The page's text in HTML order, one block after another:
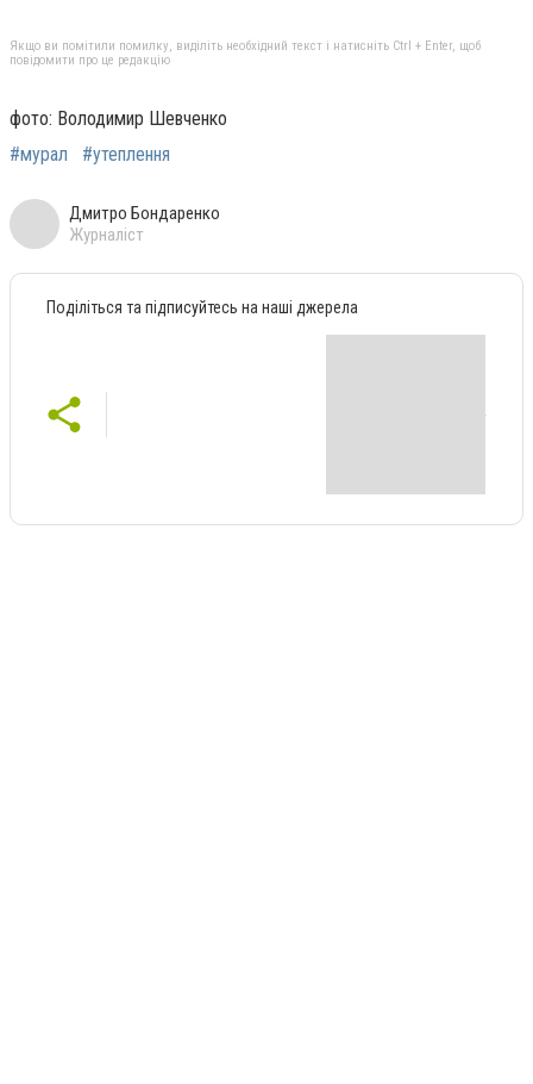
Якщо ви помітили помилку, виділіть необхідний текст і натисніть Ctrl + Enter, щоб
повідомити про це редакцію
фото: Володимир Шевченко
#мурал
#утеплення
Дмитро Бондаренко
Журналіст
Поділіться та підписуйтесь на наші джерела